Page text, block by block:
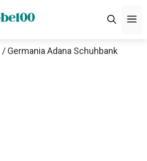
/ Germania Adana Schuhbank